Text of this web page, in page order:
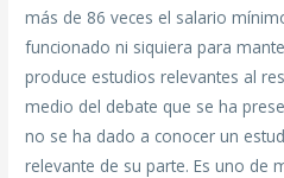
más de 86 veces el salario
funcionado ni siquiera para
produce estudios relevantes al
medio del debate que se ha
no se ha dado a conocer un
relevante de su parte. Es uno de